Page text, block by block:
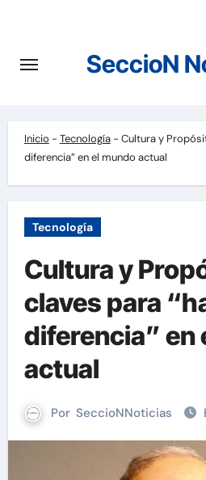
contenido
SeccioN
Inicio - Tecnología- Cultura y
diferencia” en el mundo actual
Tecnología
Cultura y
claves para
diferencia” en
actual
Por SeccioNNoticias